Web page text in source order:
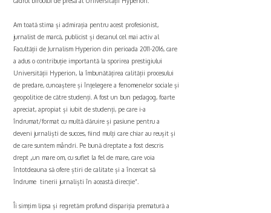
Am toată stima și admirația pentru acest profesionist,
jurnalist de marcă, publicist și decanul cel mai activ al
Facultății de Jurnalism Hyperion din perioada 2011-2016, care
a adus o contribuție importantă la sporirea prestigiului
Universității Hyperion, la îmbunătățirea calității procesului
de predare, cunoaștere și înțelegere a fenomenelor sociale și
geopolitice de către studenți. A fost un bun pedagog, foarte
apreciat, apropiat și iubit de studenți, pe care i-a
îndrumat/format cu multă dăruire și pasiune pentru a
deveni jurnaliști de succes, fiind mulți care chiar au reușit și
de care suntem mândri. Pe bună dreptate a fost descris
drept „un mare om, cu suflet la fel de mare, care voia
întotdeauna să ofere știri de calitate și a încercat să
îndrume tinerii jurnaliști în această direcție”.
Îi simțim lipsa și regretăm profund dispariția prematură a